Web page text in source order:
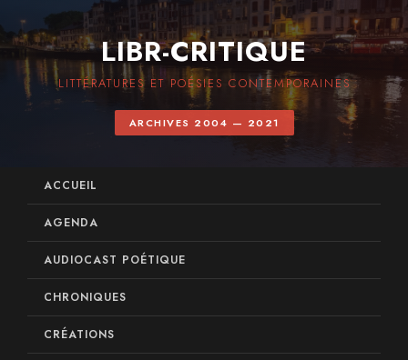
LIBR-CRITIQUE
LITTÉRATURES ET POÉSIES CONTEMPORAINES
ARCHIVES 2004 — 2021
ACCUEIL
AGENDA
AUDIOCAST POÉTIQUE
CHRONIQUES
CRÉATIONS